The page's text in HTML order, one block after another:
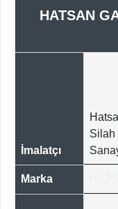
HATSAN
İmalatçı
Silah
Marka